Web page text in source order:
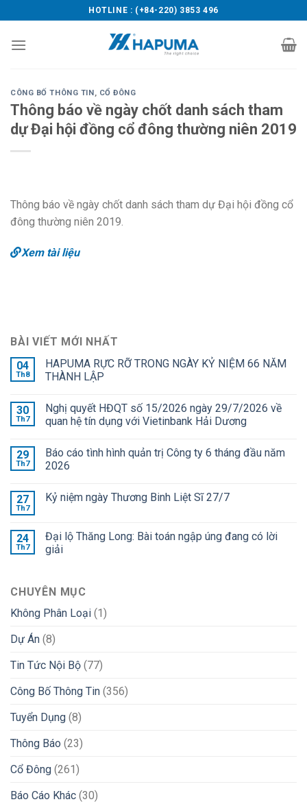
to
content
HOTLINE : (+84-220) 3853 496
CÔNG BỐ THÔNG TIN, CỔ ĐÔNG
Thông báo về ngày chốt danh sách tham
dự Đại hội đồng cổ đông thường niên 2019
Thông báo về ngày chốt danh sách tham dự Đại hội đồng cổ
đông thường niên 2019.
Xem tài liệu
BÀI VIẾT MỚI NHẤT
04
Th8
HAPUMA RỰC RỠ TRONG NGÀY KỶ NIỆM 66 NĂM
THÀNH LẬP
30
Th7
Nghị quyết HĐQT số 15/2026 ngày 29/7/2026 về
quan hệ tín dụng với Vietinbank Hải Dương
29
Th7
Báo cáo tình hình quản trị Công ty 6 tháng đầu năm
2026
27
Th7
Kỷ niệm ngày Thương Binh Liệt Sĩ 27/7
24
Th7
Đại lộ Thăng Long: Bài toán ngập úng đang có lời
giải
CHUYÊN MỤC
Không Phân Loại (1)
Dự Án (8)
Tin Tức Nội Bộ (77)
Công Bố Thông Tin (356)
Tuyển Dụng (8)
Thông Báo (23)
Cổ Đông (261)
Báo Cáo Khác (30)